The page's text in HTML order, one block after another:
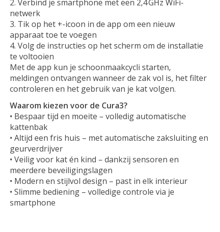
2. Verbind je smartphone met een 2,4 GHz WiFi-
netwerk
3. Tik op het +-icoon in de app om een nieuw
apparaat toe te voegen
4. Volg de instructies op het scherm om de installatie
te voltooien
Met de app kun je schoonmaakcycli starten,
meldingen ontvangen wanneer de zak vol is, het filter
controleren en het gebruik van je kat volgen.
Waarom kiezen voor de Cura3?
• Bespaar tijd en moeite – volledig automatische
kattenbak
• Altijd een fris huis – met automatische zaksluiting en
geurverdrijver
• Veilig voor kat én kind – dankzij sensoren en
meerdere beveiligingslagen
• Modern en stijlvol design – past in elk interieur
• Slimme bediening – volledige controle via je
smartphone